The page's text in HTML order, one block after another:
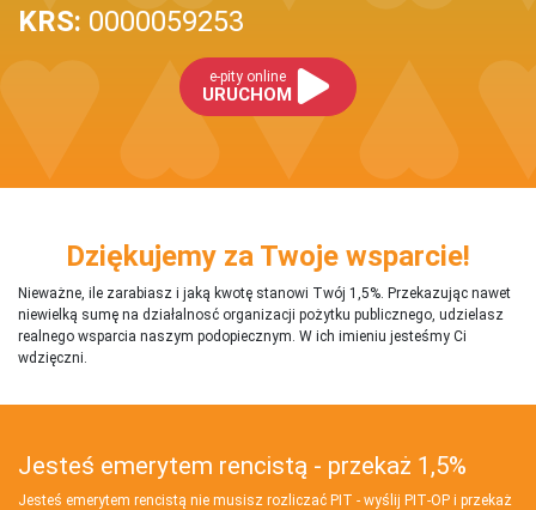
KRS: 0000059253
e-pity online
URUCHOM
Dziękujemy za Twoje wsparcie!
Nieważne, ile zarabiasz i jaką kwotę stanowi Twój 1,5%. Przekazując nawet
niewielką sumę na działalnosć organizacji pożytku publicznego, udzielasz
realnego wsparcia naszym podopiecznym. W ich imieniu jesteśmy Ci
wdzięczni.
Jesteś emerytem rencistą - przekaż 1,5%
Jesteś emerytem rencistą nie musisz rozliczać PIT - wyślij PIT‑OP i przekaż